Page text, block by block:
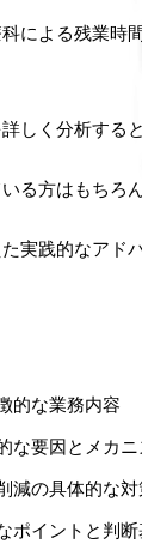
による残業時
しく分析する
る方はもちろ
実践的なアド
的な業務内容
な要因とメカニ
減の具体的な対
ポイントと判断